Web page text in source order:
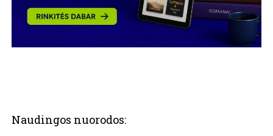
Naudingos nuorodos: